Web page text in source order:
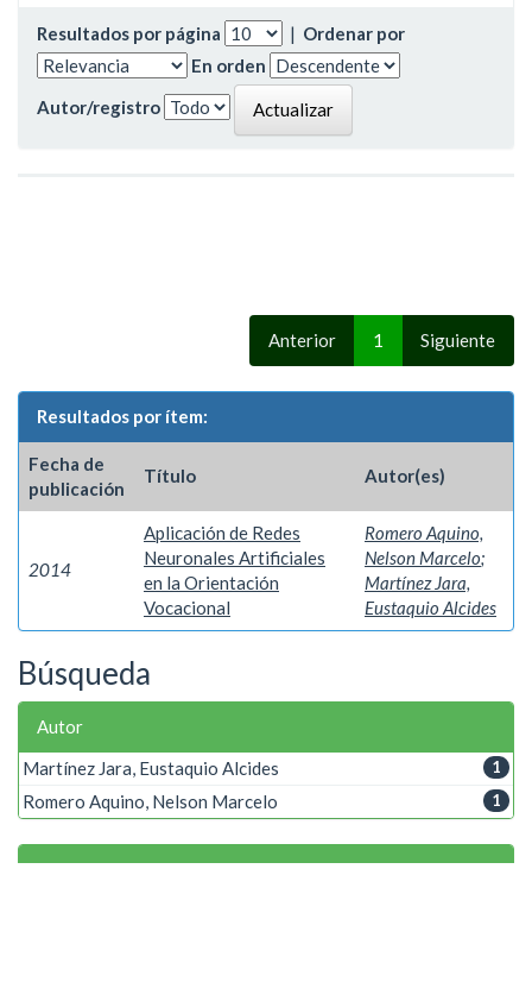
Resultados por página | Ordenar por
En orden
Autor/registro
Anterior 1 Siguiente
Resultados por ítem:
Fecha de
publicación
Título Autor(es)
2014
Aplicación de Redes
Neuronales Artificiales
en la Orientación
Vocacional
Romero Aquino,
Nelson Marcelo;
Martínez Jara,
Eustaquio Alcides
Búsqueda
Autor
1
Martínez Jara, Eustaquio Alcides
1
Romero Aquino, Nelson Marcelo
Palabra clave